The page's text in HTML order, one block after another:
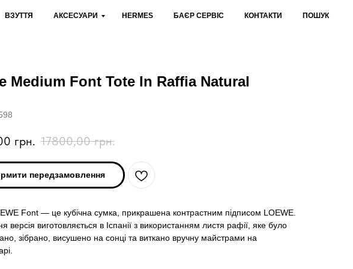
ВЗУТТЯ АКСЕСУАРИ HERMES БАЄР СЕРВІС КОНТАКТИ ПОШУК
Medium Font Tote In Raffia Natural
грн. 17800,00 грн.
передзамовлення
Font — це кубічна сумка, прикрашена контрастним підписом LOEWE.
версія виготовляється в Іспанії з використанням листя рафії, яке було
зібрано, висушено на сонці та виткано вручну майстрами на